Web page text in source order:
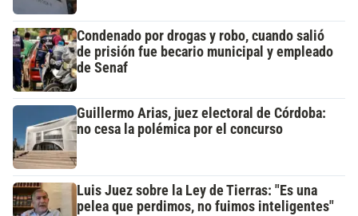
Condenado por drogas y robo, cuando salió
de prisión fue becario municipal y empleado
de Senaf
Guillermo Arias, juez electoral de Córdoba:
no cesa la polémica por el concurso
Luis Juez sobre la Ley de Tierras: "Es una
pelea que perdimos, no fuimos inteligentes"